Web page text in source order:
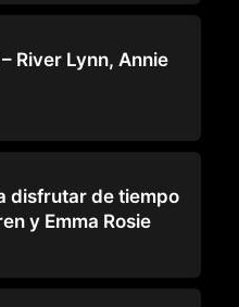
River Lynn, Annie
disfrutar de tiempo
y Emma Rosie